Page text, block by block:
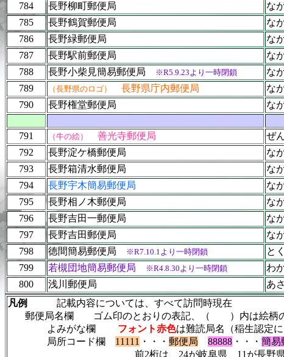
784 長野柳町郵便局 な
785
長野鶴賀郵便局 な
786
長野緑郵便局 な
787
長野駅前郵便局 な
788
長野小柴見簡易郵便局 ※R5.9.23より一時閉鎖 な
789
（長野県のロゴ） 長野県庁内郵便局 な
790
長野権堂郵便局 な
791 （牛の絵） 善光寺郵便局 ぜ
792
長野淀ケ橋郵便局 な
793
長野箱清水郵便局 な
794
長野宇木簡易郵便局 な
795
長野相ノ木郵便局 な
796
長野吉田一郵便局 な
797
長野吉田郵便局 な
798
徳間簡易郵便局 ※R7.10.1より一時閉鎖 と
799
若槻団地簡易郵便局 ※R4.8.30より一時閉鎖 わ
800
浅川郵便局 あ
凡例 記載内容については、すべて訪問時現在
郵便局名欄 ゴム印のとおりの表記、（ ）内は絵柄の
よみがな欄 フォント赤色は難読局名（稲生認定に
局所コード欄 11111 ・・・ 郵便局 88888 ・・・ 簡易
前2桁は、24が岐阜県、11が長野県、02・09が神奈